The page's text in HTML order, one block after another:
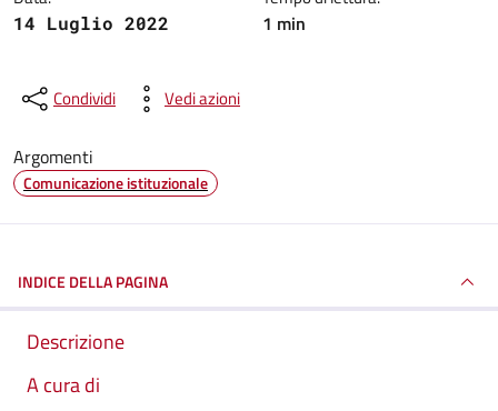
14 Luglio 2022 1 min
Condividi Vedi azioni
Argomenti
Comunicazione istituzionale
INDICE DELLA PAGINA
Descrizione
A cura di